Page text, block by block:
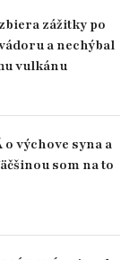
a nechýbal
vulkánu
som na to